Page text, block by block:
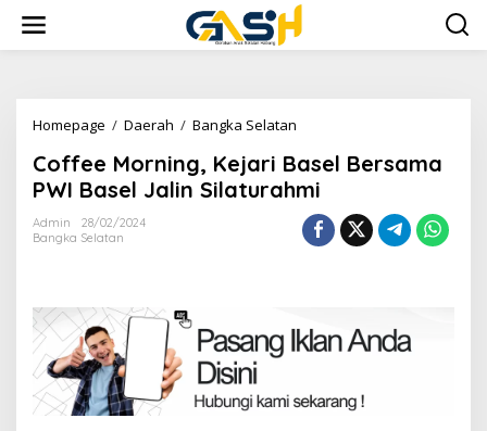
konten
Homepage / Daerah / Bangka Selatan
Kejari
Basel
Bersama
PWI
Basel
Coffee Morning, Kejari Basel Bersama
PWI Basel Jalin Silaturahmi
Admin
28/02/2024
Bangka Selatan